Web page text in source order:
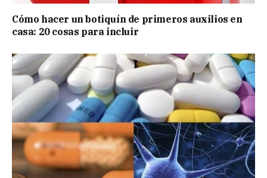
Cómo hacer un botiquín de primeros auxilios en
casa: 20 cosas para incluir